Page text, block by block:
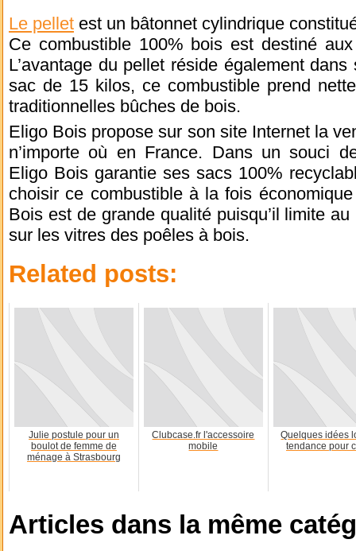
Le pellet est un bâtonnet cylindrique
Ce combustible 100% bois est destiné
L’avantage du pellet réside également
sac de 15 kilos, ce combustible prend
traditionnelles bûches de bois.
Eligo Bois propose sur son site Internet la
n’importe où en France. Dans un souci
Eligo Bois garantie ses sacs 100%
choisir ce combustible à la fois
Bois est de grande qualité puisqu’il limite
sur les vitres des poêles à bois.
Related posts:
Julie postule pour un
boulot de femme de
ménage à Strasbourg
Clubcase.fr l'accessoire
mobile
Quelques idées
tendance pour
Articles dans la même